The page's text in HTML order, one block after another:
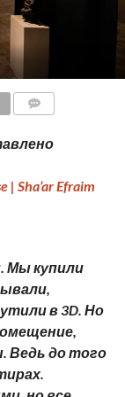
| Sha’ar Efraim
Мы купили
в 3D. Но
Ведь до того